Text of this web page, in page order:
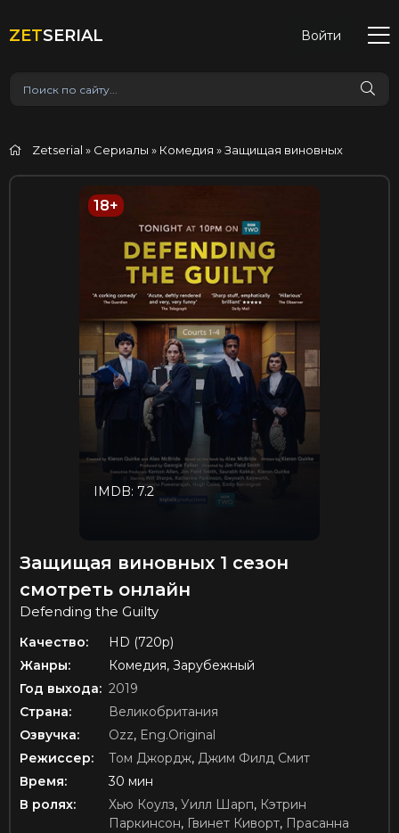
ZETSERIAL Войти
Zetserial » Сериалы » Комедия » Защищая виновных
18+
IMDB: 7.2
Защищая виновных 1 сезон
смотреть онлайн
Defending the Guilty
Качество:
HD (720p)
Жанры:
Комедия, Зарубежный
Год выхода: 2019
Страна:
Великобритания
Озвучка:
Ozz, Eng.Original
Режиссер:
Том Джордж, Джим Филд Смит
Время:
30 мин
В ролях:
Хью Коулз, Уилл Шарп, Кэтрин
Паркинсон, Гвинет Киворт, Прасанна